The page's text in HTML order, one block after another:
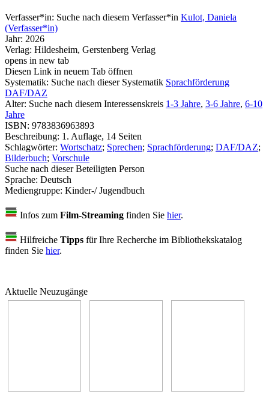
Verfasser*in: Suche nach diesem Verfasser*in Kulot, Daniela
(Verfasser*in)
Jahr: 2026
Verlag: Hildesheim, Gerstenberg Verlag
opens in new tab
Diesen Link in neuem Tab öffnen
Systematik: Suche nach dieser Systematik Sprachförderung
DAF/DAZ
Alter: Suche nach diesem Interessenskreis 1-3 Jahre, 3-6 Jahre, 6-10
Jahre
ISBN: 9783836963893
Beschreibung: 1. Auflage, 14 Seiten
Schlagwörter: Wortschatz; Sprechen; Sprachförderung; DAF/DAZ;
Bilderbuch; Vorschule
Suche nach dieser Beteiligten Person
Sprache: Deutsch
Mediengruppe: Kinder-/ Jugendbuch
Infos zum Film-Streaming finden Sie hier.
Hilfreiche Tipps für Ihre Recherche im Bibliothekskatalog
finden Sie hier.
Aktuelle Neuzugänge